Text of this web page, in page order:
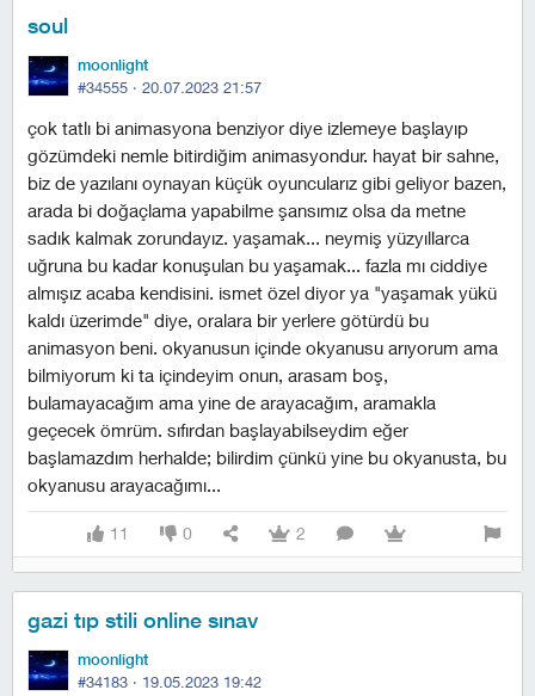
soul
moonlight
#34555 · 20.07.2023 21:57
çok tatlı bi animasyona benziyor diye izlemeye başlayıp
gözümdeki nemle bitirdiğim animasyondur. hayat bir sahne,
biz de yazılanı oynayan küçük oyuncularız gibi geliyor bazen,
arada bi doğaçlama yapabilme şansımız olsa da metne
sadık kalmak zorundayız. yaşamak... neymiş yüzyıllarca
uğruna bu kadar konuşulan bu yaşamak... fazla mı ciddiye
almışız acaba kendisini. i̇smet özel diyor ya "yaşamak yükü
kaldı üzerimde" diye, oralara bir yerlere götürdü bu
animasyon beni. okyanusun içinde okyanusu arıyorum ama
bilmiyorum ki ta içindeyim onun, arasam boş,
bulamayacağım ama yine de arayacağım, aramakla
geçecek ömrüm. sıfırdan başlayabilseydim eğer
başlamazdım herhalde; bilirdim çünkü yine bu okyanusta, bu
okyanusu arayacağımı...
11 0 2
gazi tıp stili online sınav
moonlight
#34183 · 19.05.2023 19:42